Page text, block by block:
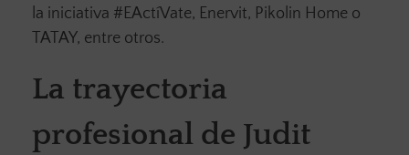
la iniciativa #EActíVate, Enervit, Pikolin Home o
TATAY, entre otros.
La trayectoria
profesional de Judit